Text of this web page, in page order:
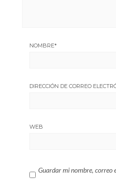
NOMBRE*
DIRECCIÓN DE CORREO
WEB
Guardar mi nombre, correo